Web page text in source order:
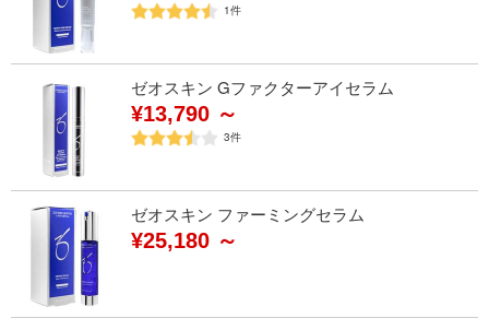
1件
ゼオスキン Gファクターアイセラム
¥13,790 ～
3件
ゼオスキン ファーミングセラム
¥25,180 ～